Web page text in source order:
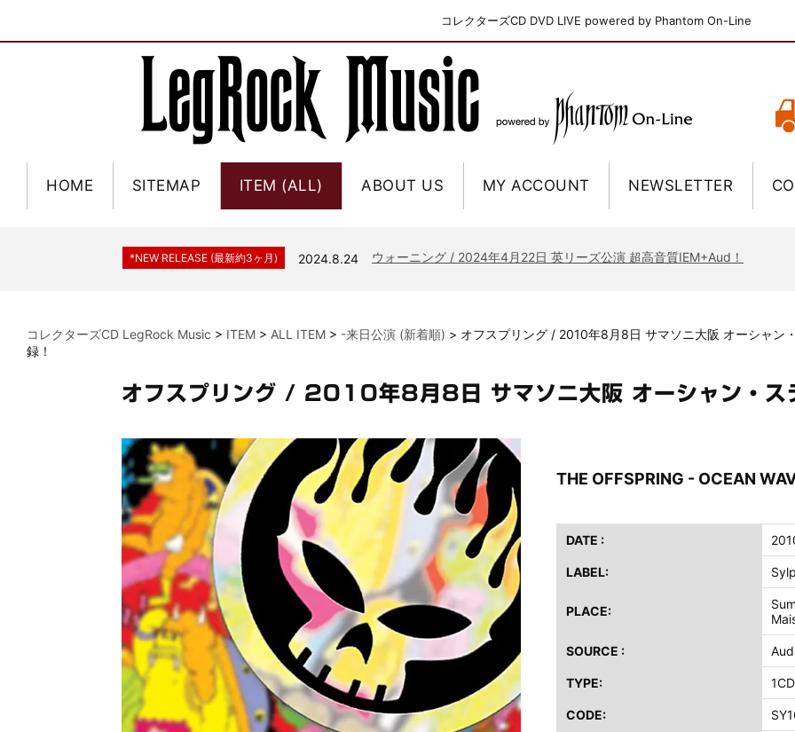
コレクターズCD DVD LIVE powered by Phantom On-Line
HOME SITEMAP ITEM (ALL) ABOUT US MY ACCOUNT NEWSLETTER
*NEW RELEASE (最新約3ヶ月) 2024.6.9 ジャーニー / 1979年5月8+9日 コロラド州 2公演 SBD 完全収録！
*NEW RELEASE (最新約3ヶ月) 2024.8.24 ウォーニング / 2024年4月22日 英リーズ公演 超高音質IEM+Aud！
スコーピオンズ / 2024年6月15日 リスボン公演 FHD 完全収録！
*NEW RELEASE (最新約3ヶ月) 2024.6.9 リアム・ギャラガー / 2024年6月1日 英国シェフィールド公演 完全収録！
*NEW RELEASE (最新約3ヶ月) 2024.6.9 ユーライア・ヒープ / 2023年8月3日 ドイツ W.O.A. 公演 FHD 完全収録！
*NEW RELEASE (最新約3ヶ月) 2024.6.9 ジャーニー / 1979年5月8+9日 コロラド州 2公演 SBD 完全収録！
*NEW RELEASE (最新約3ヶ月) 2024.11.9 NGHFB / 2024年7月28日 フジロック’24公演 超高音質AI-SBD！
*NEW RELEASE (最新約3ヶ月) 2024.8.24 ウォーニング / 2024年4月22日 英リーズ公演 超高音質IEM+Aud！
*NEW RELEASE (最新約3ヶ月) 2024.6.24 ビリー・ジョエル / 2024年3月24日 100Aniv. 米M.S.G公演 完全収録！
*NEW RELEASE (最新約3ヶ月)
2024.6.24
リアム・ギャラガー / 2024年6月3日 カーディフ公演 IEM/AUD 完全収録！
*NEW RELEASE (最新約3ヶ月) 2024.6.24 スコーピオンズ / 2024年6月15日 リスボン公演 FHD 完全収録！
*NEW RELEASE (最新約3ヶ月) 2024.6.20 マネスキン / 2024年6月9日 ドイツ ROCK AM RING 公演 FHD 完全収録！
*NEW RELEASE (最新約3ヶ月) 2024.6.9 リアム・ギャラガー / 2024年6月1日 英国シェフィールド公演 完全収録！
*NEW RELEASE (最新約3ヶ月) 2024.6.9 メガデス / 2023年8月4日 ドイツ W.O.A. 公演 FHD 完全収録！
*NEW RELEASE (最新約3ヶ月) 2024.6.9 ユーライア・ヒープ / 2023年8月3日 ドイツ W.O.A. 公演 FHD 完全収録！
*NEW RELEASE (最新約3ヶ月) 2024.6.9 ジャーニー / 1979年5月8+9日 コロラド州 2公演 SBD 完全収録！
コレクターズCD LegRock Music > ITEM > ALL ITEM > -来日公演 (新着順) > オフスプリング / 2010年8月8日 サマソニ大阪 オーシャン
録！
オフスプリング / 2010年8月8日 サマソニ大阪 オーシャン・ス
THE OFFSPRING - OCEAN
DATE :
LABEL:
PLACE:
SOURCE :
TYPE:
CODE: